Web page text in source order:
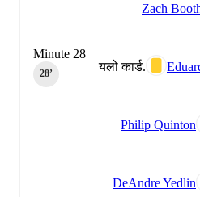
Zach
यलो कार्ड.
Minute 28
28‎’‎
Philip Quinton
DeAndre Yedlin